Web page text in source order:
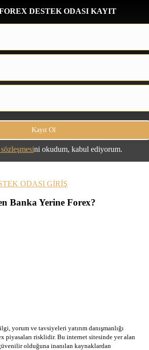
DESTEK ODASI KAYIT
ni okudum, kabul ediyorum.
ODASI GİRİŞ
Banka Yerine Forex?
yorum ve tavsiyeleri yatırım danışmanlığı
piyasaları risklidir. Bu internet sitesinde yer alan
olduğuna inanılan kaynaklardan